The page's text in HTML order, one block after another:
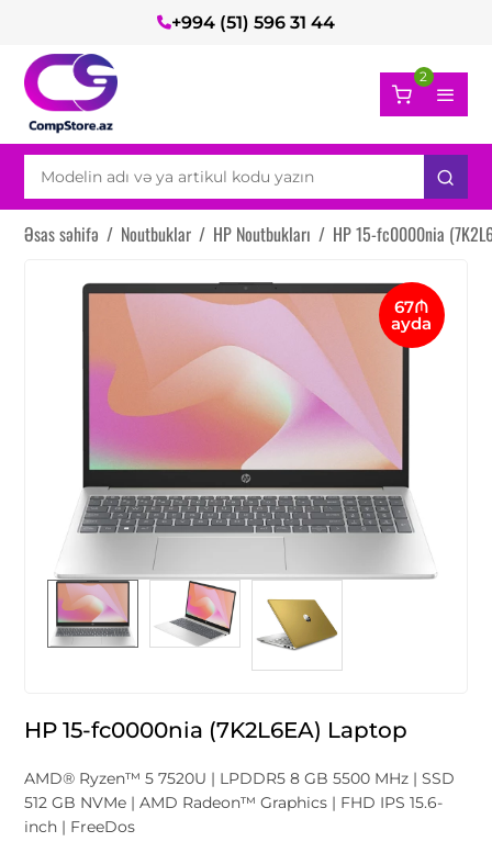
+994 (51) 596 31 44
2
Əsas səhifə / Noutbuklar / HP Noutbukları / HP 15-fc0000nia
67₼
ayda
HP 15-fc0000nia (7K2L6EA) Laptop
AMD® Ryzen™ 5 7520U | LPDDR5 8 GB 5500 MHz | SSD
512 GB NVMe | AMD Radeon™ Graphics | FHD IPS 15.6-
inch | FreeDos